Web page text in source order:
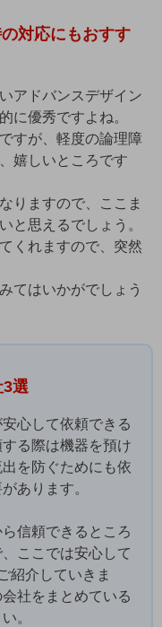
対応にもおすす
アドバンスデザイン
に優秀ですよね。
すが、軽度の論理障
嬉しいところです
りますので、ここま
と思えるでしょう。
くれますので、突然
てはいかがでしょう
3選
心して依頼できる
る際は機器を預け
を防ぐためにも依
あります。
信頼できるところ
ここでは安心して
紹介していきま
社をまとめている
。